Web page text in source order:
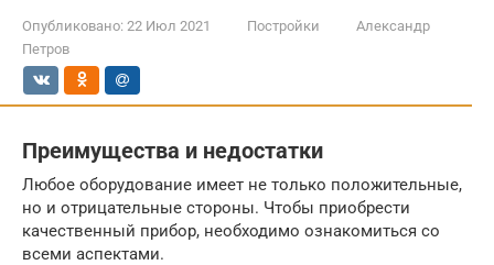
Опубликовано: 22 Июл 2021 Постройки
Александр
Петров
Преимущества и недостатки
Любое оборудование имеет не только положительные,
но и отрицательные стороны. Чтобы приобрести
качественный прибор, необходимо ознакомиться со
всеми аспектами.